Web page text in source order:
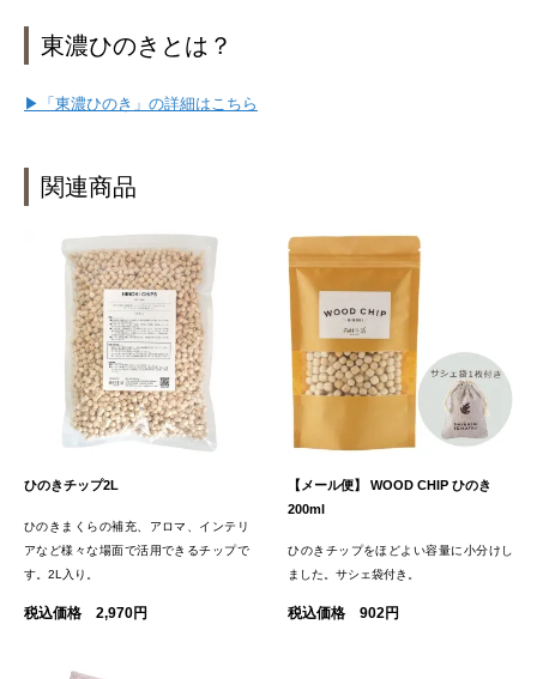
東濃ひのきとは？
▶「東濃ひのき」の詳細はこちら
関連商品
ひのきチップ2L
ひのきまくらの補充、アロマ、インテリ
アなど様々な場面で活用できるチップで
す。2L入り。
税込価格 2,970円
【メール便】 WOOD CHIP ひのき
200ml
ひのきチップをほどよい容量に小分けし
ました。サシェ袋付き。
税込価格 902円